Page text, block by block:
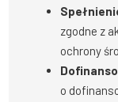
zgodne z
ochrony
o